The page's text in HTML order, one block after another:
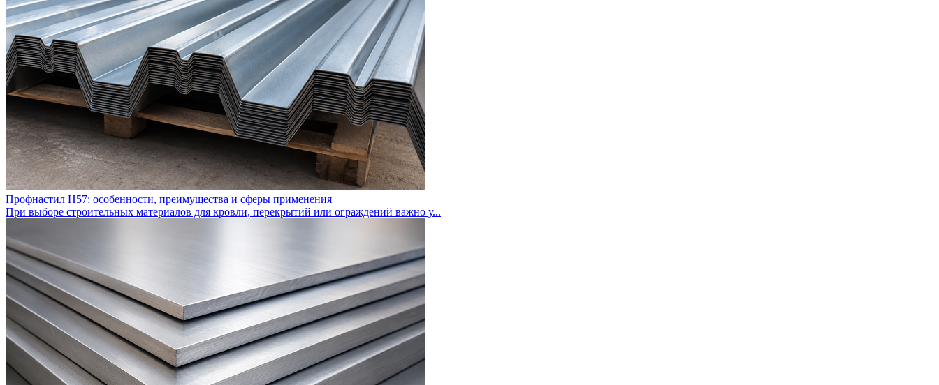
Профнастил Н57: особенности, преимущества и сферы применения
При выборе строительных материалов для кровли, перекрытий или ограждений важно у...